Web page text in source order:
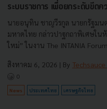
ระบบราชการ เพื่อยกระดับขีดค
นายอนุทิน ชาญวีรกูล นายกรัฐมน
มหาดไทย กล่าวปาฐกถาพิเศษใน
ใหม่” ในงาน The INTANIA
สิงหาคม 6, 2026 | By
0
News ประเทศไทย เศรษฐกิจไทย